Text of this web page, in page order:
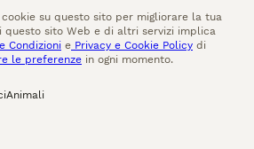
su questo sito per migliorare la tua
questo sito Web e di altri servizi implica
Condizioni e Privacy e Cookie Policy di
le preferenze in ogni momento.